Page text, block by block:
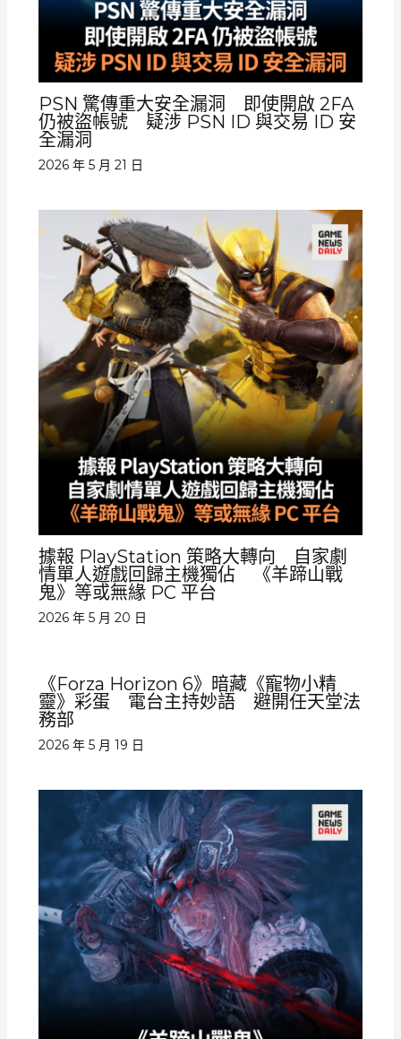
PSN 驚傳重大安全漏洞 即使開啟 2FA
仍被盜帳號 疑涉 PSN ID 與交易 ID 安
全漏洞
2026 年 5 月 21 日
據報 PlayStation 策略大轉向 自家劇
情單人遊戲回歸主機獨佔 《羊蹄山戰
鬼》等或無緣 PC 平台
2026 年 5 月 20 日
《Forza Horizon 6》暗藏《寵物小精
靈》彩蛋 電台主持妙語 避開任天堂法
務部
2026 年 5 月 19 日